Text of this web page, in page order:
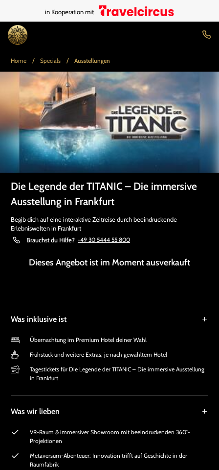
in Kooperation mit
Home / Specials / Ausstellungen
Die Legende der TITANIC – Die immersive
Ausstellung in Frankfurt
Begib dich auf eine interaktive Zeitreise durch beeindruckende
Erlebniswelten in Frankfurt
Brauchst du Hilfe? +49 30 5444 55 800
Dieses Angebot ist im Moment ausverkauft
Was inklusive ist
Übernachtung im Premium Hotel deiner Wahl
Frühstück und weitere Extras, je nach gewähltem Hotel
Tagestickets für Die Legende der TITANIC – Die immersive Ausstellung
in Frankfurt
Was wir lieben
VR-Raum & immersiver Showroom mit beeindruckenden 360°-
Projektionen
Metaversum-Abenteuer: Innovation trifft auf Geschichte in der
Raumfabrik